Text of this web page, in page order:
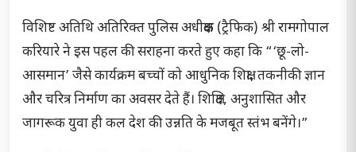
विशिष्ट अतिथि अतिरिक्त पुलिस अधीक्षक (ट्रैफिक) श्री रामगोपाल
करियारे ने इस पहल की सराहना करते हुए कहा कि “‘छू-लो-
आसमान’ जैसे कार्यक्रम बच्चों को आधुनिक शिक्षा, तकनीकी ज्ञान
और चरित्र निर्माण का अवसर देते हैं। शिक्षित, अनुशासित और
जागरूक युवा ही कल देश की उन्नति के मजबूत स्तंभ बनेंगे।”